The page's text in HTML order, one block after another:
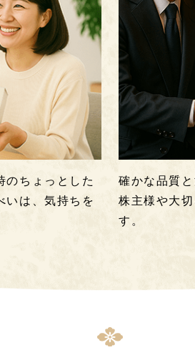
のちょっとした
いは、気持ちを
確かな品質
株主様や大
す。